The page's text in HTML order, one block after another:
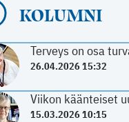
KOLUMNI
Terveys on osa
26.04.2026 15:32
Viikon käänteiset
15.03.2026 10:15